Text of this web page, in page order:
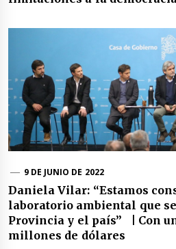
9 DE JUNIO DE 2022
Daniela Vilar: “Estamos
laboratorio ambiental que
Provincia y el país” | Con
millones de dólares